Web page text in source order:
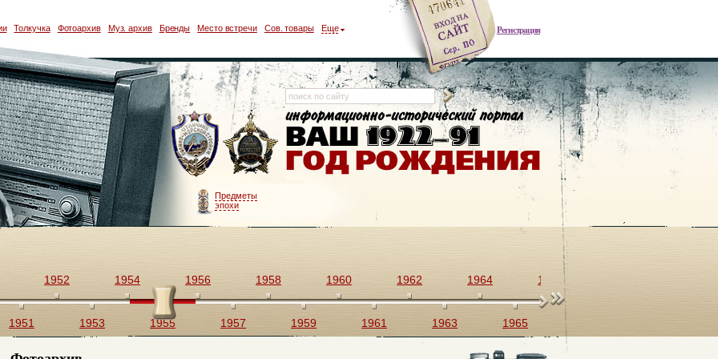
Регистрация
Толкучка Фотоархив Муз. архив Бренды Место встречи Сов. товары Еще
Предметы
эпохи
1951
1952
1953
1954
1955
1956
1957
1958
1959
1960
1961
1962
1963
1964
1965
1966